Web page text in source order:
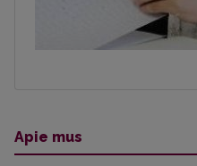
Apie mus